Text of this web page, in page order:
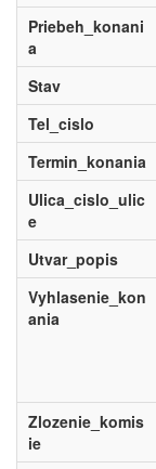
Priebeh_konani
a
Stav
Tel_cislo
Termin_konania
Ulica_cislo_ulic
e
Utvar_popis
Vyhlasenie_kon
ania
Zlozenie_komis
ie